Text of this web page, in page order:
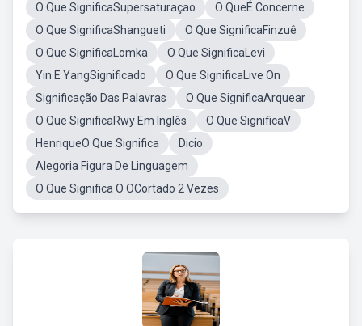
O Que SignificaSupersaturaçao
O QueÉ Concerne
O Que SignificaShangueti
O Que SignificaFinzuê
O Que SignificaLomka
O Que SignificaLevi
Yin E YangSignificado
O Que SignificaLive On
Significação Das Palavras
O Que SignificaArquear
O Que SignificaRwy Em Inglês
O Que SignificaV
HenriqueO Que Significa
Dicio
Alegoria Figura De Linguagem
O Que Significa O OCortado 2 Vezes